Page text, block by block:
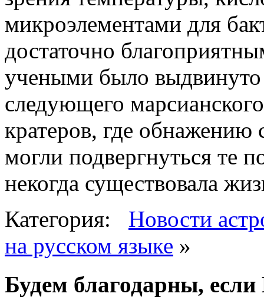
микроэлементами для
достаточно
учеными было выдвинуто
следующего
кратеров, где
могли подвергнуться те
некогда существовала
Категория: Новости
на русском языке »
Будем благодарны, если